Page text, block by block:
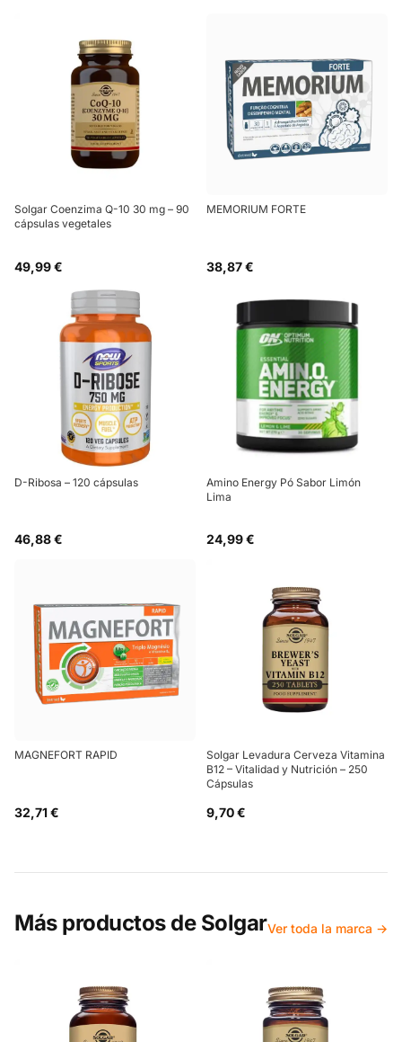
Solgar Coenzima Q-10 30 mg – 90
cápsulas vegetales
49,99 €
MEMORIUM FORTE
38,87 €
D-Ribosa – 120 cápsulas
46,88 €
Amino Energy Pó Sabor Limón
Lima
24,99 €
MAGNEFORT RAPID
32,71 €
Solgar Levadura Cerveza Vitamina
B12 – Vitalidad y Nutrición – 250
Cápsulas
9,70 €
Más productos de SolgarVer toda la marca →